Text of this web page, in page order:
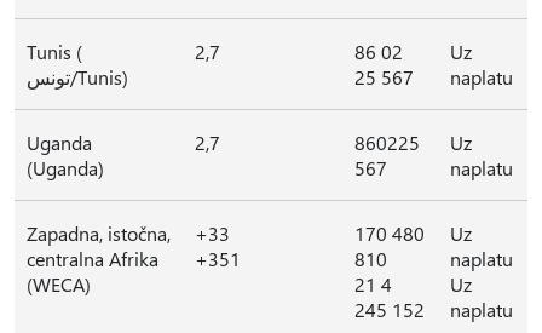
Tunis (
تونس/Tunis)
2,7
86 02
25 567
Uz
naplatu
Uganda
(Uganda)
2,7
860225
567
Uz
naplatu
Zapadna, istočna,
centralna Afrika
(WECA)
+33
+351
170 480
810
21 4
245 152
Uz
naplatu
Uz
naplatu